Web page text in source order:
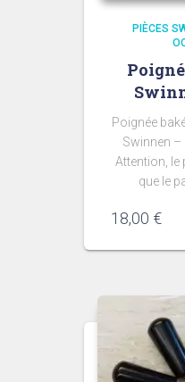
PIÈCES
Poignée
Swinnen –
Attention, le
que le
18,00 €